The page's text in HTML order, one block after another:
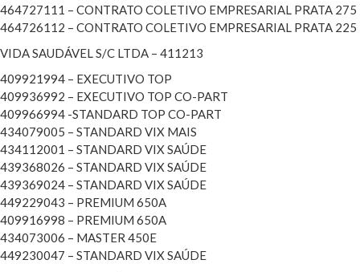
464727111 – CONTRATO COLETIVO EMPRESARIAL PRATA 275
464726112 – CONTRATO COLETIVO EMPRESARIAL PRATA 225
VIDA SAUDÁVEL S/C LTDA – 411213
409921994 – EXECUTIVO TOP
409936992 – EXECUTIVO TOP CO-PART
409966994 -STANDARD TOP CO-PART
434079005 – STANDARD VIX MAIS
434112001 – STANDARD VIX SAÚDE
439368026 – STANDARD VIX SAÚDE
439369024 – STANDARD VIX SAÚDE
449229043 – PREMIUM 650A
409916998 – PREMIUM 650A
434073006 – MASTER 450E
449230047 – STANDARD VIX SAÚDE